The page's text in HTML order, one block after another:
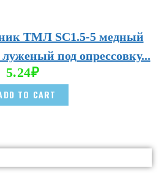
ТМЛ SC1.5-5 медный
под опрессовку...
5.24₽
TO CART